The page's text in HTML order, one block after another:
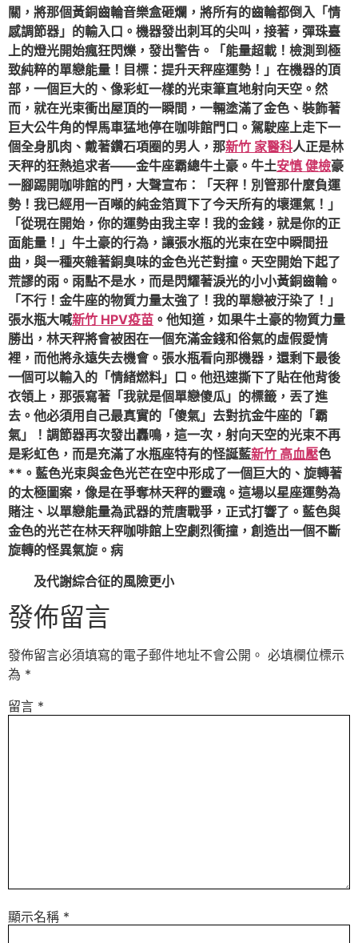
關，將那個黃銅齒輪音樂盒砸爛，將所有的齒輪都倒入「情
感調節器」的輸入口。機器發出刺耳的尖叫，接著，彈珠臺
上的燈光開始瘋狂閃爍，發出警告。「能量超載！檢測到極
致純粹的單戀能量！目標：提升天秤座運勢！」在機器的頂
部，一個巨大的、像彩虹一樣的光束筆直地射向天空。然
而，就在光束衝出屋頂的一瞬間，一輛塗滿了金色、裝飾著
巨大公牛角的悍馬車猛地停在咖啡館門口。駕駛座上走下一
個全身肌肉、戴著鑽石項圈的男人，那新竹 家醫科人正是林
天秤的狂熱追求者——金牛座霸總牛土豪。牛土安慎 健檢豪
一腳踢開咖啡館的門，大聲宣布：「天秤！別管那什麼負運
勢！我已經用一百噸的純金箔買下了今天所有的壞運氣！」
「從現在開始，你的運勢由我主宰！我的金錢，就是你的正
面能量！」牛土豪的行為，讓張水瓶的光束在空中瞬間扭
曲，與一種夾雜著銅臭味的金色光芒對撞。天空開始下起了
荒謬的雨。雨點不是水，而是閃耀著淚光的小小黃銅齒輪。
「不行！金牛座的物質力量太強了！我的單戀被汙染了！」
張水瓶大喊新竹 HPV疫苗 。他知道，如果牛土豪的物質力量
勝出，林天秤將會被困在一個充滿金錢和俗氣的虛假愛情
裡，而他將永遠失去機會。張水瓶看向那機器，還剩下最後
一個可以輸入的「情緒燃料」口。他迅速撕下了貼在他背後
衣領上，那張寫著「我就是個單戀傻瓜」的標籤，丟了進
去。他必須用自己最真實的「傻氣」去對抗金牛座的「霸
氣」！調節器再次發出轟鳴，這一次，射向天空的光束不再
是彩虹色，而是充滿了水瓶座特有的怪誕藍新竹 高血壓色
**。藍色光束與金色光芒在空中形成了一個巨大的、旋轉著
的太極圖案，像是在爭奪林天秤的靈魂。這場以星座運勢為
賭注、以單戀能量為武器的荒唐戰爭，正式打響了。藍色與
金色的光芒在林天秤咖啡館上空劇烈衝撞，創造出一個不斷
旋轉的怪異氣旋。病
及代謝綜合征的風險更小
發佈留言
發佈留言必須填寫的電子郵件地址不會公開。 必填欄位標示
為 *
留言 *
顯示名稱 *